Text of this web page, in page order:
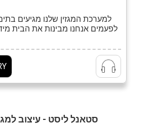
למערכת המגזין שלנו מגיעים
לפעמים אנחנו מבינות את הבית
הבית מתגלים בהדרגה. מזווית
לתמונה, אנחנו מגלות את
התכנון, את הפרטים הקטנים,
הנסתרות שהופכות את הבית הזה
בדיוק כזה הוא הבית שתכננה יולי
סטאנל ליסט - עיצוב